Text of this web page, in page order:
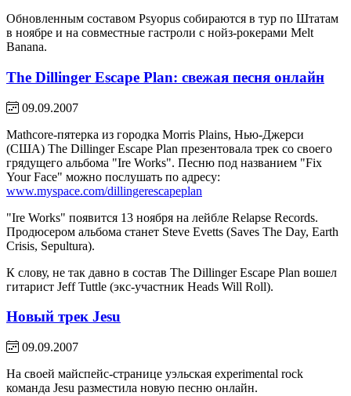
Обновленным составом Psyopus собираются в тур по Штатам
в ноябре и на совместные гастроли с нойз-рокерами Melt
Banana.
The Dillinger Escape Plan: свежая песня онлайн
09.09.2007
Mathcore-пятерка из городка Morris Plains, Нью-Джерси
(США) The Dillinger Escape Plan презентовала трек со своего
грядущего альбома "Ire Works". Песню под названием "Fix
Your Face" можно послушать по адресу:
www.myspace.com/dillingerescapeplan
"Ire Works" появится 13 ноября на лейбле Relapse Records.
Продюсером альбома станет Steve Evetts (Saves The Day, Earth
Crisis, Sepultura).
К слову, не так давно в состав The Dillinger Escape Plan вошел
гитарист Jeff Tuttle (экс-участник Heads Will Roll).
Новый трек Jesu
09.09.2007
На своей майспейс-странице уэльская experimental rock
команда Jesu разместила новую песню онлайн.